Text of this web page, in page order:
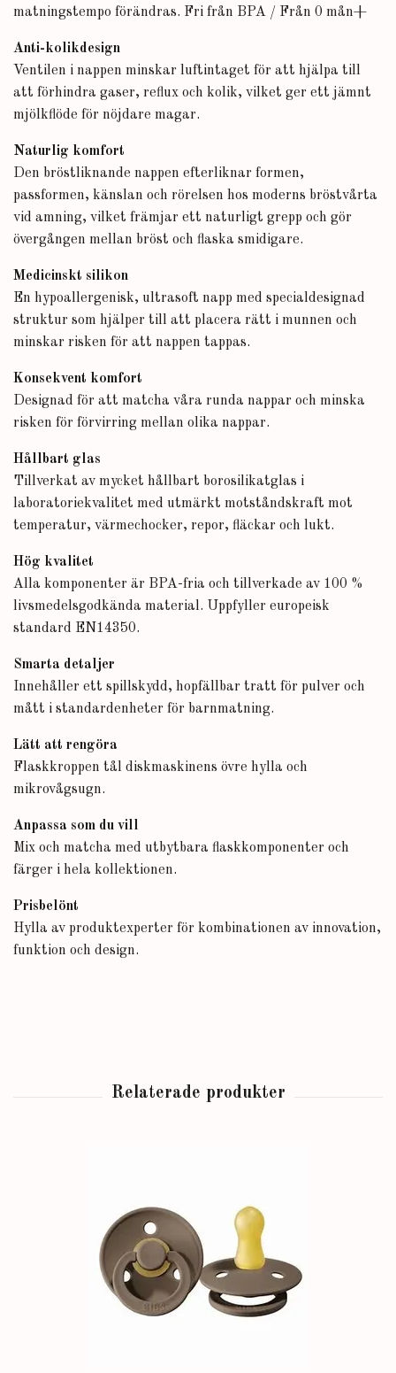
matningstempo förändras. Fri från BPA / Från 0 mån+
Anti-kolikdesign
Ventilen i nappen minskar luftintaget för att hjälpa till
att förhindra gaser, reflux och kolik, vilket ger ett jämnt
mjölkflöde för nöjdare magar.
Naturlig komfort
Den bröstliknande nappen efterliknar formen,
passformen, känslan och rörelsen hos moderns bröstvårta
vid amning, vilket främjar ett naturligt grepp och gör
övergången mellan bröst och flaska smidigare.
Medicinskt silikon
En hypoallergenisk, ultrasoft napp med specialdesignad
struktur som hjälper till att placera rätt i munnen och
minskar risken för att nappen tappas.
Konsekvent komfort
Designad för att matcha våra runda nappar och minska
risken för förvirring mellan olika nappar.
Hållbart glas
Tillverkat av mycket hållbart borosilikatglas i
laboratoriekvalitet med utmärkt motståndskraft mot
temperatur, värmechocker, repor, fläckar och lukt.
Hög kvalitet
Alla komponenter är BPA-fria och tillverkade av 100 %
livsmedelsgodkända material. Uppfyller europeisk
standard EN14350.
Smarta detaljer
Innehåller ett spillskydd, hopfällbar tratt för pulver och
mått i standardenheter för barnmatning.
Lätt att rengöra
Flaskkroppen tål diskmaskinens övre hylla och
mikrovågsugn.
Anpassa som du vill
Mix och matcha med utbytbara flaskkomponenter och
färger i hela kollektionen.
Prisbelönt
Hylla av produktexperter för kombinationen av innovation,
funktion och design.